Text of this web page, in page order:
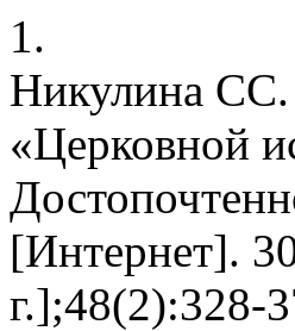
1.
Никулина СС.
«Церковной
[Интернет].
г.];48(2):328-